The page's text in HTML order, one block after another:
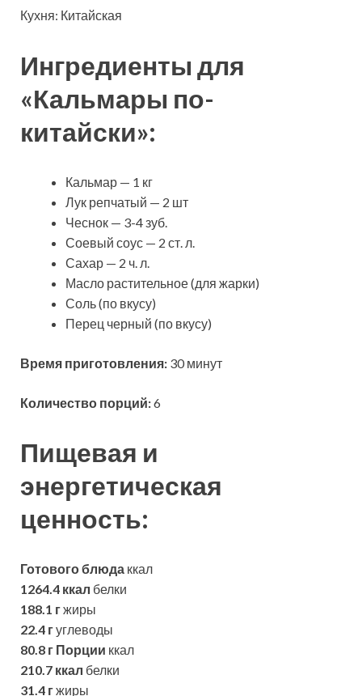
Кухня: Китайская
Ингредиенты для
«Кальмары по-
китайски»:
Кальмар — 1 кг
Лук репчатый — 2 шт
Чеснок — 3-4 зуб.
Соевый соус — 2 ст. л.
Сахар — 2 ч. л.
Масло растительное (для жарки)
Соль (по вкусу)
Перец черный (по вкусу)
Время приготовления: 30 минут
Количество порций:6
Пищевая и
энергетическая
ценность:
Готового блюда ккал
1264.4 ккал белки
188.1 гжиры
22.4 гуглеводы
80.8 г Порции ккал
210.7 ккал белки
31.4 гжиры